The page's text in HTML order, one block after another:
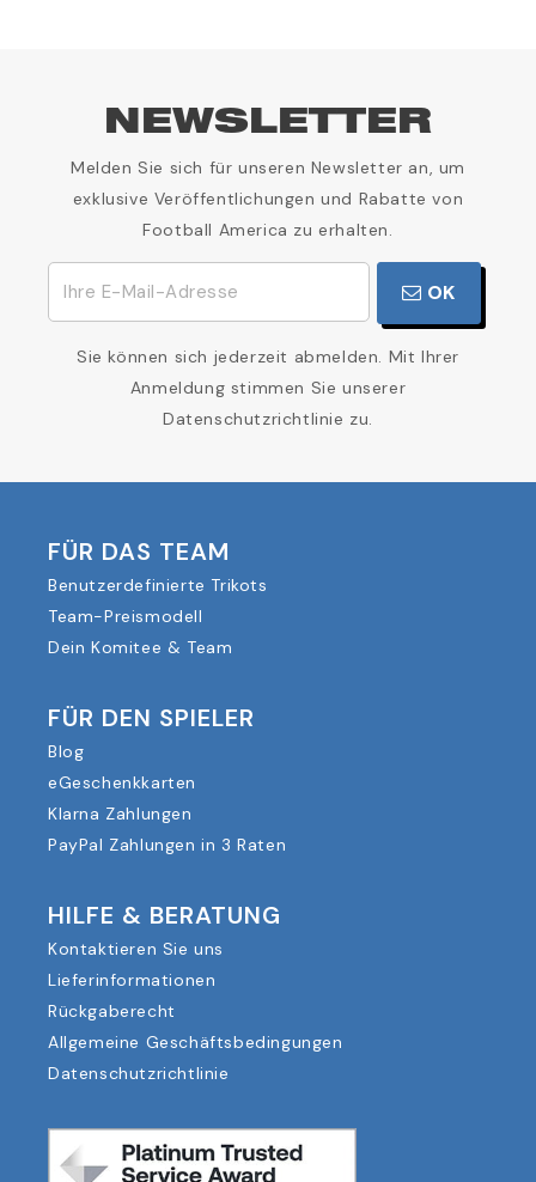
NEWSLETTER
Melden Sie sich für unseren Newsletter an, um
exklusive Veröffentlichungen und Rabatte von
Football America zu erhalten.
OK
Sie können sich jederzeit abmelden. Mit Ihrer
Anmeldung stimmen Sie unserer
Datenschutzrichtlinie zu.
FÜR DAS TEAM
Benutzerdefinierte Trikots
Team-Preismodell
Dein Komitee & Team
FÜR DEN SPIELER
Blog
eGeschenkkarten
Klarna Zahlungen
PayPal Zahlungen in 3 Raten
HILFE & BERATUNG
Kontaktieren Sie uns
Lieferinformationen
Rückgaberecht
Allgemeine Geschäftsbedingungen
Datenschutzrichtlinie